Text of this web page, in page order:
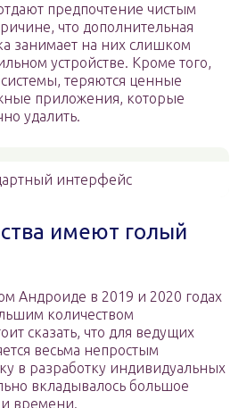
предпочтение чистым
что дополнительная
занимает на них слишком
устройстве. Кроме того,
системы, теряются ценные
приложения, которые
удалить.
интерфейс
имеют голый
Андроиде в 2019 и 2020 годах
количеством
сказать, что для ведущих
весьма непростым
в разработку индивидуальных
вкладывалось большое
и времени.